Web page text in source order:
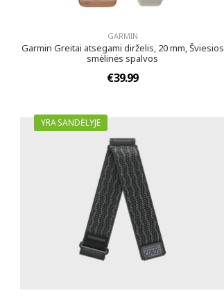
GARMIN
Garmin Greitai atsegami dirželis, 20 mm, Šviesios
smėlinės spalvos
€39.99
YRA SANDĖLYJE